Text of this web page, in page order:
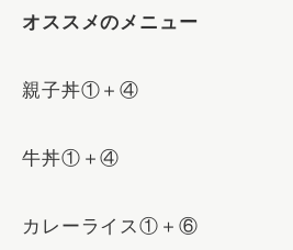
オススメのメニュー
親子丼①＋④
牛丼①＋④
カレーライス①＋⑥